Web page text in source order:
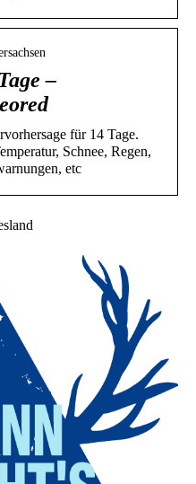
–
für 14 Tage.
Schnee, Regen,
etc